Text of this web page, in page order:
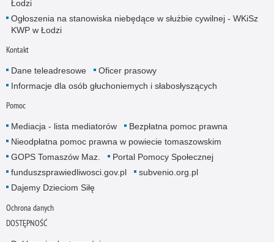
Łodzi
Ogłoszenia na stanowiska niebędące w służbie cywilnej - WKiSz
KWP w Łodzi
Kontakt
Dane teleadresowe
Oficer prasowy
Informacje dla osób głuchoniemych i słabosłyszących
Pomoc
Mediacja - lista mediatorów
Bezpłatna pomoc prawna
Nieodpłatna pomoc prawna w powiecie tomaszowskim
GOPS Tomaszów Maz.
Portal Pomocy Społecznej
funduszsprawiedliwosci.gov.pl
subvenio.org.pl
Dajemy Dzieciom Siłę
Ochrona danych
DOSTĘPNOŚĆ